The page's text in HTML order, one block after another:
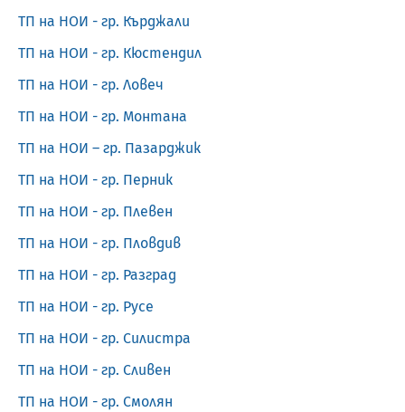
ТП на НОИ - гр. Кърджали
ТП на НОИ - гр. Кюстендил
ТП на НОИ - гр. Ловеч
ТП на НОИ - гр. Монтана
ТП на НОИ – гр. Пазарджик
ТП на НОИ - гр. Перник
ТП на НОИ - гр. Плевен
ТП на НОИ - гр. Пловдив
ТП на НОИ - гр. Разград
ТП на НОИ - гр. Русе
ТП на НОИ - гр. Силистра
ТП на НОИ - гр. Сливен
ТП на НОИ - гр. Смолян